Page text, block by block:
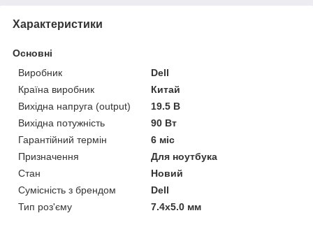
Характеристики
Основні
Виробник
Dell
Країна виробник
Китай
Вихідна напруга (output)
19.5 В
Вихідна потужність
90 Вт
Гарантійний термін
6 міс
Призначення
Для ноутбука
Стан
Новий
Сумісність з брендом
Dell
Тип роз'єму
7.4x5.0 мм